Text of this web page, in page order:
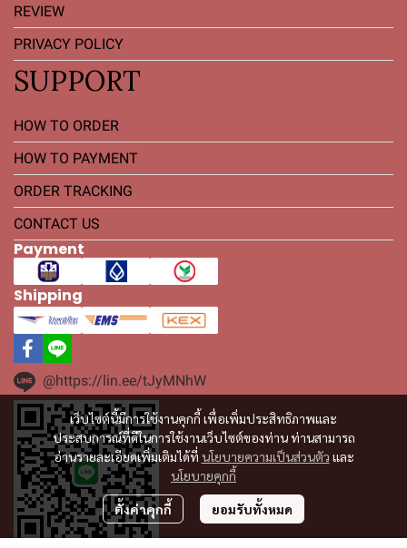
เว็บไซต์นี้มีการใช้งานคุกกี้ เพื่อเพิ่มประสิทธิภาพและ
ประสบการณ์ที่ดีในการใช้งานเว็บไซต์ของท่าน ท่านสามารถ
อ่านรายละเอียดเพิ่มเติมได้ที่ นโยบายความเป็นส่วนตัว และ
นโยบายคุกกี้
ตั้งค่าคุกกี้ ยอมรับทั้งหมด
REVIEW
PRIVACY POLICY
SUPPORT
HOW TO ORDER
HOW TO PAYMENT
ORDER TRACKING
CONTACT US
Payment
Shipping
@https://lin.ee/tJyMNhW